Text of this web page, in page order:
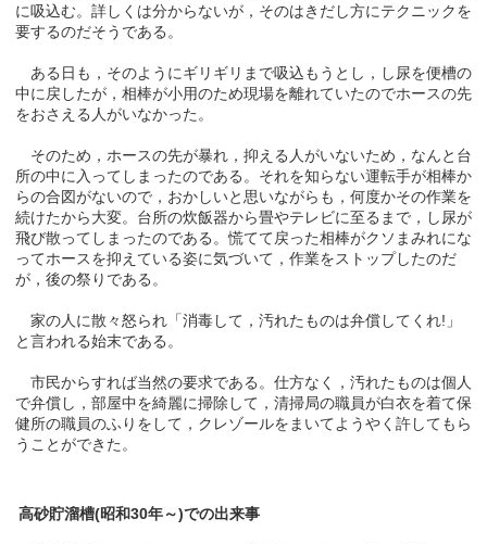
に吸込む。詳しくは分からないが，そのはきだし方にテクニックを
要するのだそうである。
ある日も，そのようにギリギリまで吸込もうとし，し尿を便槽の
中に戻したが，相棒が小用のため現場を離れていたのでホースの先
をおさえる人がいなかった。
そのため，ホースの先が暴れ，抑える人がいないため，なんと台
所の中に入ってしまったのである。それを知らない運転手が相棒か
らの合図がないので，おかしいと思いながらも，何度かその作業を
続けたから大変。台所の炊飯器から畳やテレビに至るまで，し尿が
飛び散ってしまったのである。慌てて戻った相棒がクソまみれにな
ってホースを抑えている姿に気づいて，作業をストップしたのだ
が，後の祭りである。
家の人に散々怒られ「消毒して，汚れたものは弁償してくれ!」
と言われる始末である。
市民からすれば当然の要求である。仕方なく，汚れたものは個人
で弁償し，部屋中を綺麗に掃除して，清掃局の職員が白衣を着て保
健所の職員のふりをして，クレゾールをまいてようやく許してもら
うことができた。
高砂貯溜槽(昭和30年～)での出来事